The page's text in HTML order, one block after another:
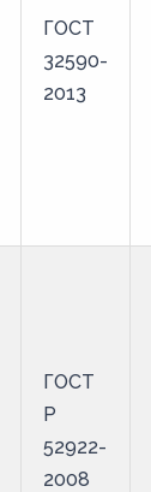
ГОСТ
32590-
2013
ГОСТ
Р
52922-
2008